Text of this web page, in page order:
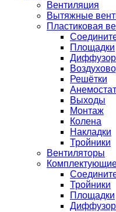
Вентиляция
Вытяжные
Пластиковая
Площадки
Решётки
Выходы
Монтаж
Колена
Накладки
Тройники
Вентиляторы
Тройники
Площадки